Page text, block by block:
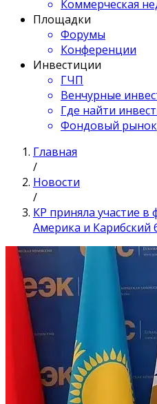
Коммерческая
Площадки
Форумы
Конференции
Инвестиции
ГЧП
Венчурные
Где найти
Фондовый рынок
Главная
/
Новости
/
КР приняла участие в
Америка и Карибский